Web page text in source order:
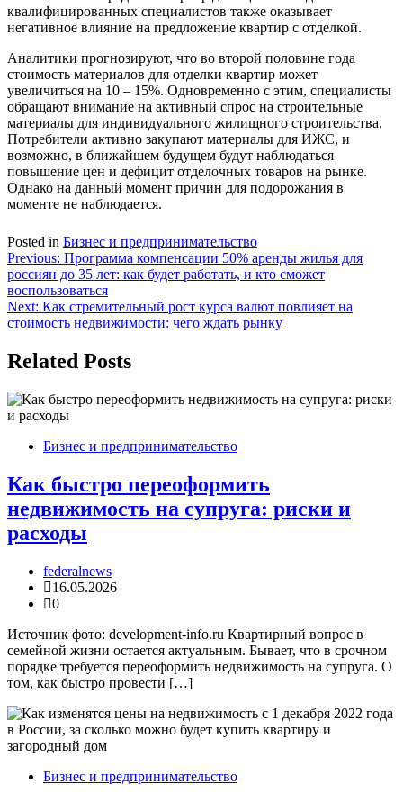
квалифицированных специалистов также оказывает
негативное влияние на предложение квартир с отделкой.
Аналитики прогнозируют, что во второй половине года
стоимость материалов для отделки квартир может
увеличиться на 10 – 15%. Одновременно с этим, специалисты
обращают внимание на активный спрос на строительные
материалы для индивидуального жилищного строительства.
Потребители активно закупают материалы для ИЖС, и
возможно, в ближайшем будущем будут наблюдаться
повышение цен и дефицит отделочных товаров на рынке.
Однако на данный момент причин для подорожания в
моменте не наблюдается.
Posted in Бизнес и предпринимательство
Навигация
по
записям
Previous: Программа компенсации 50% аренды жилья для
россиян до 35 лет: как будет работать, и кто сможет
воспользоваться
Next: Как стремительный рост курса валют повлияет на
стоимость недвижимости: чего ждать рынку
Related Posts
Бизнес и предпринимательство
Как быстро переоформить
недвижимость на супруга: риски и
расходы
federalnews
16.05.2026
0
Источник фото: development-info.ru Квартирный вопрос в
семейной жизни остается актуальным. Бывает, что в срочном
порядке требуется переоформить недвижимость на супруга. О
том, как быстро провести […]
Бизнес и предпринимательство